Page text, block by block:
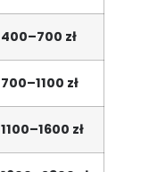
400–700 zł
700–1100 zł
1100–1600 zł